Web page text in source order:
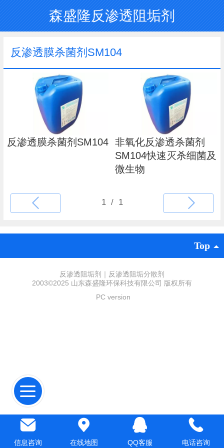
森盛隆反渗透阻垢剂
反渗透膜杀菌剂SM104
反渗透膜杀菌剂SM104
非氧化反渗透杀菌剂
SM104快速灭杀细菌及
微生物
Top
反渗透阻垢剂｜反渗透阻垢分散剂
2003©2025 山东森盛隆环保科技有限公司 版权所有
PC version
信息咨询 在线地图 QQ客服 电话咨询